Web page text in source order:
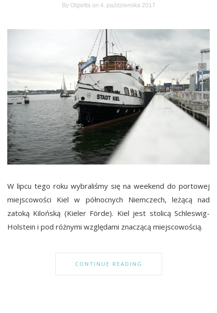
By Olgiettaon 4. października 2017
W lipcu tego roku wybraliśmy się na weekend do portowej
miejscowości Kiel w północnych Niemczech, leżącą nad
zatoką Kilońską (Kieler Förde). Kiel jest stolicą Schleswig-
Holstein i pod różnymi względami znaczącą miejscowością.
CONTINUE READING